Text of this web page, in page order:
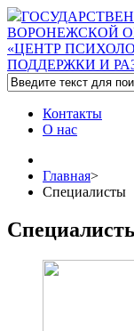
ВОРОНЕЖСКОЙ
«ЦЕНТР
ПОДДЕРЖКИ И
Контакты
О нас
Главная>
Специалисты